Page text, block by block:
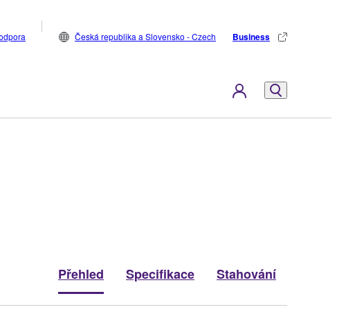
Česká republika a Slovensko - Czech Business
Přehled Specifikace Stahování